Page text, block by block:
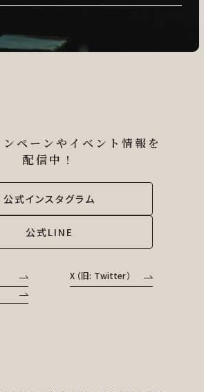
ペーンやイベント情報を
配信中！
公式インスタグラム
公式LINE
X （旧: Twitter）